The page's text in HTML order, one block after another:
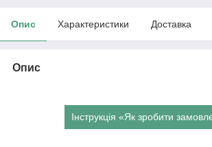
Опис Характеристики Доставка
Опис
Інструкція «Як зробити